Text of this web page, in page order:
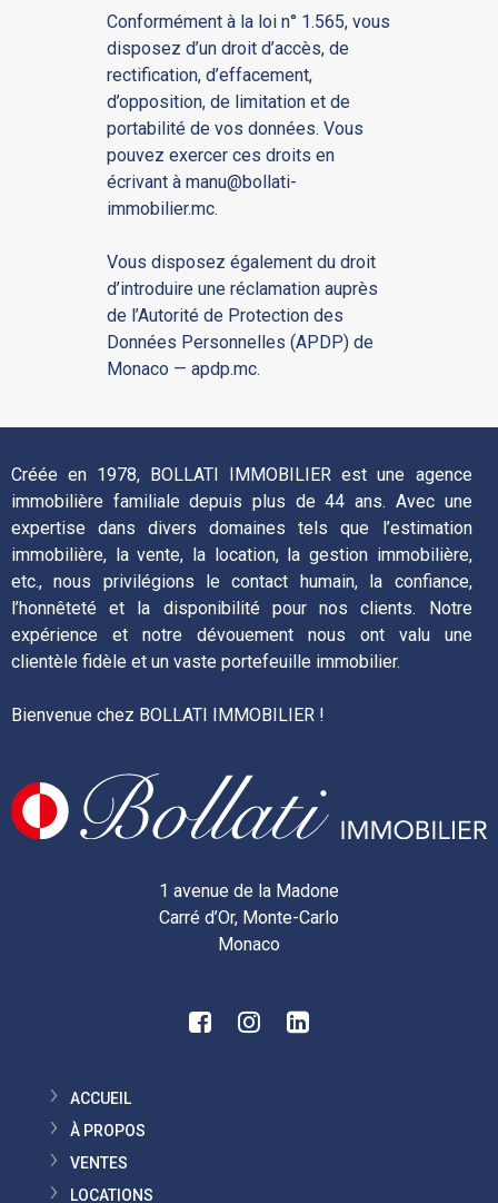
Conformément à la loi n° 1.565, vous
disposez d’un droit d’accès, de
rectification, d’effacement,
d’opposition, de limitation et de
portabilité de vos données. Vous
pouvez exercer ces droits en
écrivant à manu@bollati-
immobilier.mc.
Vous disposez également du droit
d’introduire une réclamation auprès
de l’Autorité de Protection des
Données Personnelles (APDP) de
Monaco — apdp.mc.
Créée en 1978, BOLLATI IMMOBILIER est une agence
immobilière familiale depuis plus de 44 ans. Avec une
expertise dans divers domaines tels que l’estimation
immobilière, la vente, la location, la gestion immobilière,
etc., nous privilégions le contact humain, la confiance,
l’honnêteté et la disponibilité pour nos clients. Notre
expérience et notre dévouement nous ont valu une
clientèle fidèle et un vaste portefeuille immobilier.
Bienvenue chez BOLLATI IMMOBILIER !
1 avenue de la Madone
Carré d’Or, Monte-Carlo
Monaco
ACCUEIL
À PROPOS
VENTES
LOCATIONS